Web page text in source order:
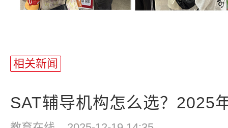
相关新闻
SAT辅导机构怎么选？2025